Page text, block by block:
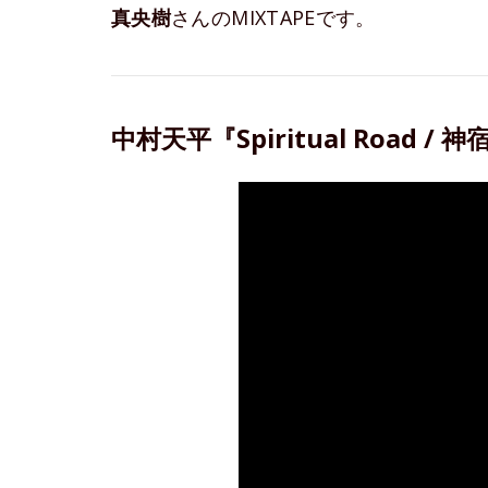
真央樹さんのMIXTAPEです。
中村天平『Spiritual Road / 神宿